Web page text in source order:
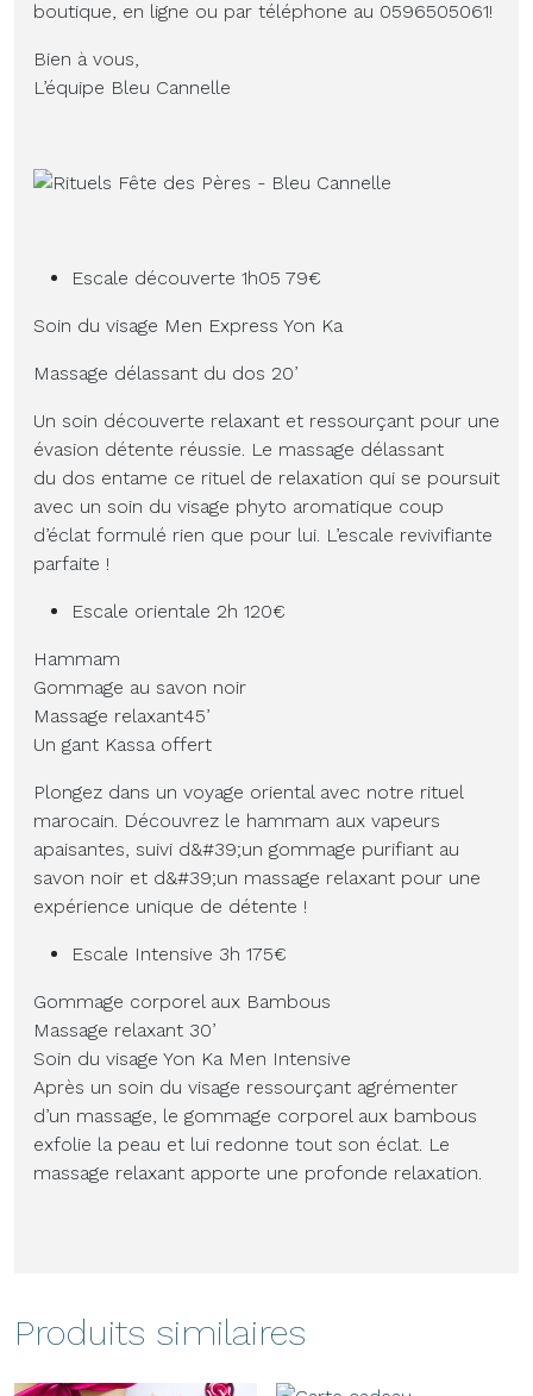
boutique, en ligne ou par téléphone au 0596505061!
Bien à vous,
L’équipe Bleu Cannelle
Escale découverte 1h05 79€
Soin du visage Men Express Yon Ka
Massage délassant du dos 20’
Un soin découverte relaxant et ressourçant pour une
évasion détente réussie. Le massage délassant
du dos entame ce rituel de relaxation qui se poursuit
avec un soin du visage phyto aromatique coup
d’éclat formulé rien que pour lui. L’escale revivifiante
parfaite !
Escale orientale 2h 120€
Hammam
Gommage au savon noir
Massage relaxant45’
Un gant Kassa offert
Plongez dans un voyage oriental avec notre rituel
marocain. Découvrez le hammam aux vapeurs
apaisantes, suivi d&#39;un gommage purifiant au
savon noir et d&#39;un massage relaxant pour une
expérience unique de détente !
Escale Intensive 3h 175€
Gommage corporel aux Bambous
Massage relaxant 30’
Soin du visage Yon Ka Men Intensive
Après un soin du visage ressourçant agrémenter
d’un massage, le gommage corporel aux bambous
exfolie la peau et lui redonne tout son éclat. Le
massage relaxant apporte une profonde relaxation.
Produits similaires